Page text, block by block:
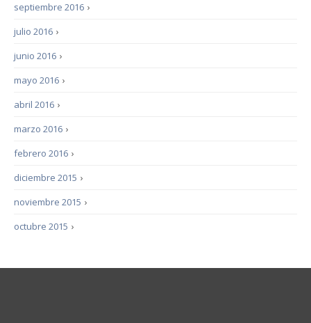
›
septiembre 2016
›
julio 2016
›
junio 2016
›
mayo 2016
›
abril 2016
›
marzo 2016
›
febrero 2016
›
diciembre 2015
›
noviembre 2015
›
octubre 2015